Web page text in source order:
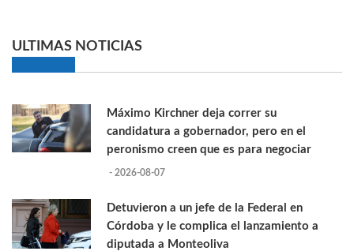
ULTIMAS NOTICIAS
Máximo Kirchner deja correr su
candidatura a gobernador, pero en el
peronismo creen que es para negociar
- 2026-08-07
Detuvieron a un jefe de la Federal en
Córdoba y le complica el lanzamiento a
diputada a Monteoliva